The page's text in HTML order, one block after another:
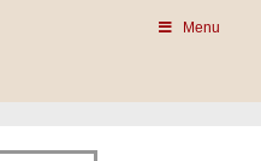
Menu